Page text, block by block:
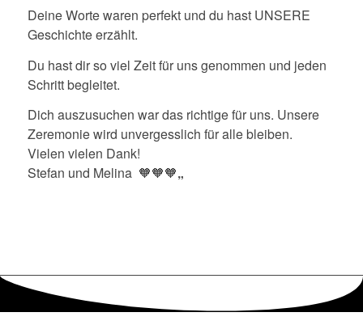
Deine Worte waren perfekt und du hast UNSERE
Geschichte erzählt.
Du hast dir so viel Zeit für uns genommen und jeden
Schritt begleitet.
Dich auszusuchen war das richtige für uns. Unsere
Zeremonie wird unvergesslich für alle bleiben.
Vielen vielen Dank!
Stefan und Melina 🧡🧡🧡„